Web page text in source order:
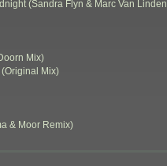
(Sandra Flyn & Marc Van Linden
Mix)
Mix)
& Moor Remix)